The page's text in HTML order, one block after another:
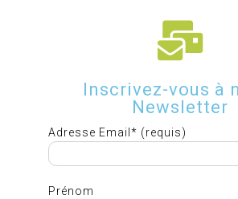
Inscrivez-vous à
Newsletter
Adresse Email* (requis)
Prénom